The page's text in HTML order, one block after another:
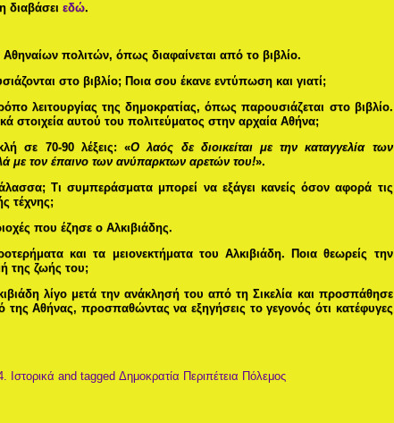
διαβάσειεδώ.
πολιτών, όπως διαφαίνεται από το βιβλίο.
στο βιβλίο; Ποια σου έκανε εντύπωση και γιατί;
λειτουργίας της δημοκρατίας, όπως παρουσιάζεται στο βιβλίο.
στοιχεία αυτού του πολιτεύματος στην αρχαία Αθήνα;
σε 70-90 λέξεις: «Ο λαός δε διοικείται με την καταγγελία των
με τον έπαινο των ανύπαρκτων αρετών του!».
Τι συμπεράσματα μπορεί να εξάγει κανείς όσον αφορά τις
τέχνης;
που έζησε ο Αλκιβιάδης.
και τα μειονεκτήματα του Αλκιβιάδη. Ποια θεωρείς την
της ζωής του;
λίγο μετά την ανάκλησή του από τη Σικελία και προσπάθησε
της Αθήνας, προσπαθώντας να εξηγήσεις το γεγονός ότι κατέφυγες
Ιστορικά and tagged Δημοκρατία Περιπέτεια Πόλεμος